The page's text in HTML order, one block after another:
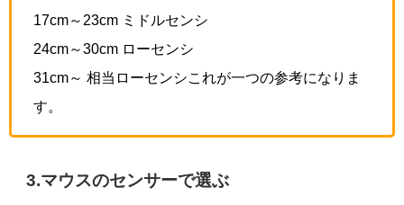
17cm～23cm ミドルセンシ
24cm～30cm ローセンシ
31cm～ 相当ローセンシこれが一つの参考になりま
す。
3.マウスのセンサーで選ぶ